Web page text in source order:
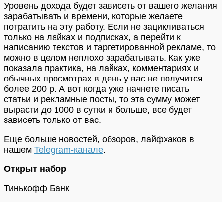
Уровень дохода будет зависеть от вашего желания
зарабатывать и времени, которые желаете
потратить на эту работу. Если не зацикливаться
только на лайках и подписках, а перейти к
написанию текстов и таргетированной рекламе, то
можно в целом неплохо зарабатывать. Как уже
показала практика, на лайках, комментариях и
обычных просмотрах в день у вас не получится
более 200 р. А вот когда уже начнете писать
статьи и рекламные посты, то эта сумму может
вырасти до 1000 в сутки и больше, все будет
зависеть только от вас.
Еще больше новостей, обзоров, лайфхаков в
нашем Telegram-канале.
Открыт набор
Тинькофф Банк